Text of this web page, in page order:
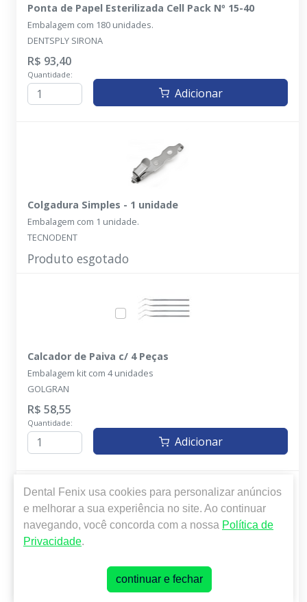
Ponta de Papel Esterilizada Cell Pack Nº 15-40
Embalagem com 180 unidades.
DENTSPLY SIRONA
R$ 93,40
Quantidade:
Adicionar
Colgadura Simples - 1 unidade
Embalagem com 1 unidade.
TECNODENT
Produto esgotado
Calcador de Paiva c/ 4 Peças
Embalagem kit com 4 unidades
GOLGRAN
R$ 58,55
Quantidade:
Adicionar
Embalagem com 1 unidade
Dental Fenix usa cookies para personalizar anúncios
e melhorar a sua experiência no site. Ao continuar
navegando, você concorda com a nossa Política de
Privacidade.
continuar e fechar